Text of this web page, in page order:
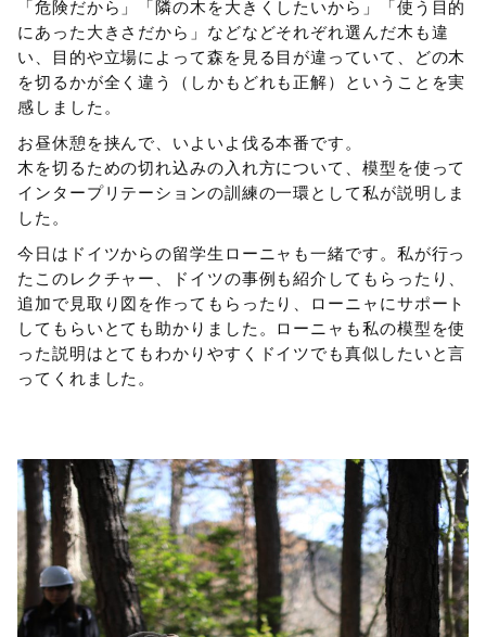
「危険だから」「隣の木を大きくしたいから」「使う目的
にあった大きさだから」などなどそれぞれ選んだ木も違
い、目的や立場によって森を見る目が違っていて、どの木
を切るかが全く違う（しかもどれも正解）ということを実
感しました。
お昼休憩を挟んで、いよいよ伐る本番です。
木を切るための切れ込みの入れ方について、模型を使って
インタープリテーションの訓練の一環として私が説明しま
した。
今日はドイツからの留学生ローニャも一緒です。私が行っ
たこのレクチャー、ドイツの事例も紹介してもらったり、
追加で見取り図を作ってもらったり、ローニャにサポート
してもらいとても助かりました。ローニャも私の模型を使
った説明はとてもわかりやすくドイツでも真似したいと言
ってくれました。